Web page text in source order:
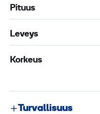
Pituus
Leveys
Korkeus
Turvallisuus